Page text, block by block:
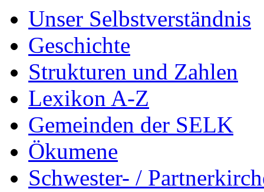
Unser Selbstverständnis
Geschichte
Strukturen und Zahlen
Lexikon A-Z
Gemeinden der SELK
Ökumene
Schwester- /